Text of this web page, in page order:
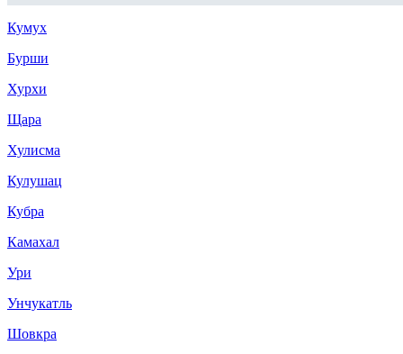
Кумух
Бурши
Хурхи
Щара
Хулисма
Кулушац
Кубра
Камахал
Ури
Унчукатль
Шовкра